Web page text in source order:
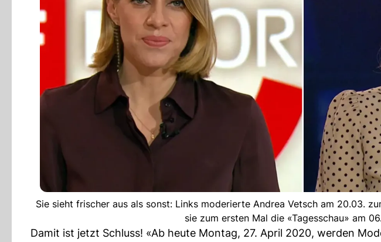
Sie sieht frischer aus als sonst: Links moderierte Andrea Vetsch am 20.03.
sie zum ersten Mal die «Tagesschau» am
Damit ist jetzt Schluss! «Ab heute Montag, 27. April 2020, werden